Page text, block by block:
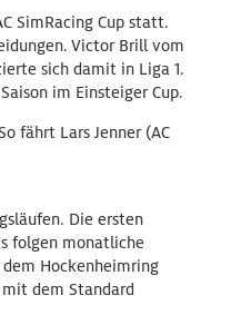
SimRacing Cup statt.
Victor Brill vom
sich damit in Liga 1.
im Einsteiger Cup.
fährt Lars Jenner (AC
Die ersten
folgen monatliche
Hockenheimring
dem Standard